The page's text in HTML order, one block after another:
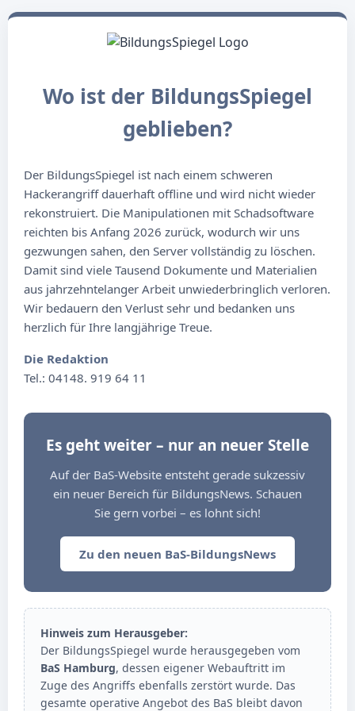
Wo ist der BildungsSpiegel
geblieben?
Der BildungsSpiegel ist nach einem schweren
Hackerangriff dauerhaft offline und wird nicht wieder
rekonstruiert. Die Manipulationen mit Schadsoftware
reichten bis Anfang 2026 zurück, wodurch wir uns
gezwungen sahen, den Server vollständig zu löschen.
Damit sind viele Tausend Dokumente und Materialien
aus jahrzehntelanger Arbeit unwiederbringlich verloren.
Wir bedauern den Verlust sehr und bedanken uns
herzlich für Ihre langjährige Treue.
Die Redaktion
Tel.: 04148. 919 64 11
Es geht weiter – nur an neuer Stelle
Auf der BaS-Website entsteht gerade sukzessiv
ein neuer Bereich für BildungsNews. Schauen
Sie gern vorbei – es lohnt sich!
Zu den neuen BaS-BildungsNews
Hinweis zum Herausgeber:
Der BildungsSpiegel wurde herausgegeben vom
BaS Hamburg, dessen eigener Webauftritt im
Zuge des Angriffs ebenfalls zerstört wurde. Das
gesamte operative Angebot des BaS bleibt davon